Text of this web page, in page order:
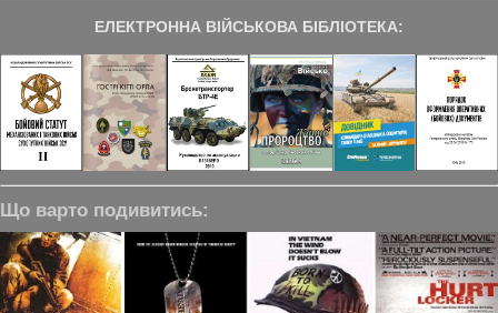
ЕЛЕКТРОННА ВІЙСЬКОВА БІБЛІОТЕКА:
Що варто подивитись: